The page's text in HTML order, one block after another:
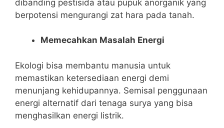
dibanding pestisida atau pupuk anorganik yang
berpotensi mengurangi zat hara pada tanah.
Memecahkan Masalah Energi
Ekologi bisa membantu manusia untuk
memastikan ketersediaan energi demi
menunjang kehidupannya. Semisal penggunaan
energi alternatif dari tenaga surya yang bisa
menghasilkan energi listrik.